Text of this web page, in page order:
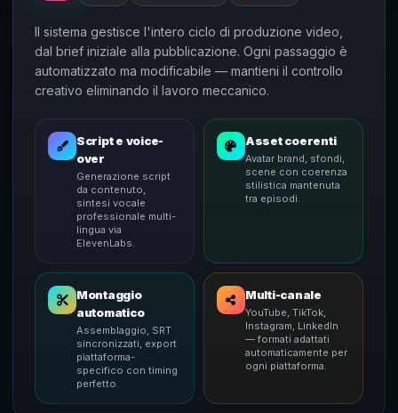
Il sistema gestisce l'intero ciclo di produzione video,
dal brief iniziale alla pubblicazione. Ogni passaggio è
automatizzato ma modificabile — mantieni il controllo
creativo eliminando il lavoro meccanico.
Script e voice-
over
Generazione script
da contenuto,
sintesi vocale
professionale multi-
lingua via
ElevenLabs.
Asset coerenti
Avatar brand, sfondi,
scene con coerenza
stilistica mantenuta
tra episodi.
Montaggio
automatico
Assemblaggio, SRT
sincronizzati, export
piattaforma-
specifico con timing
perfetto.
Multi-canale
YouTube, TikTok,
Instagram, LinkedIn
— formati adattati
automaticamente per
ogni piattaforma.